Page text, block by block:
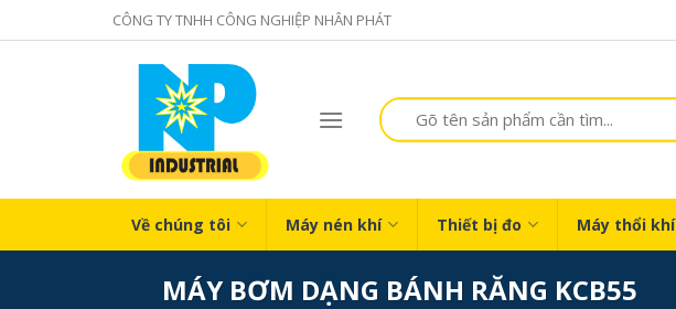
to
CÔNG TY TNHH CÔNG NGHIỆP NHÂN PHÁT
Search
for:
Về chúng tôi Máy nén khí Thiết bị đo Máy thổi khí
MÁY BƠM DẠNG BÁNH RĂNG KCB55